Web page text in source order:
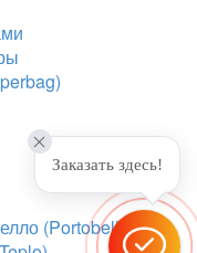
(Portobello)
Заказать здесь!